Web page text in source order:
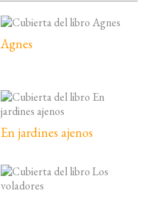
Agnes
En jardines ajenos